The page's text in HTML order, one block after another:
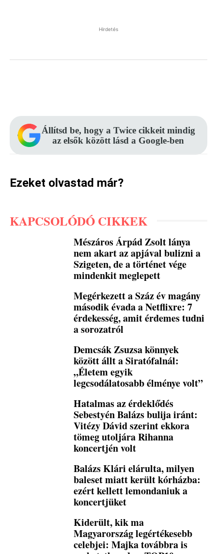
Hirdetés
Állítsd be, hogy a Twice cikkeit mindig
az elsők között lásd a Google-ben
Ezeket olvastad már?
KAPCSOLÓDÓ CIKKEK
Mészáros Árpád Zsolt lánya
nem akart az apjával bulizni a
Szigeten, de a történet vége
mindenkit meglepett
Megérkezett a Száz év magány
második évada a Netflixre: 7
érdekesség, amit érdemes tudni
a sorozatról
Demcsák Zsuzsa könnyek
között állt a Siratófalnál:
„Életem egyik
legcsodálatosabb élménye volt”
Hatalmas az érdeklődés
Sebestyén Balázs bulija iránt:
Vitézy Dávid szerint ekkora
tömeg utoljára Rihanna
koncertjén volt
Balázs Klári elárulta, milyen
baleset miatt került kórházba:
ezért kellett lemondaniuk a
koncertjüket
Kiderült, kik ma
Magyarország legértékesebb
celebjei: Majka továbbra is